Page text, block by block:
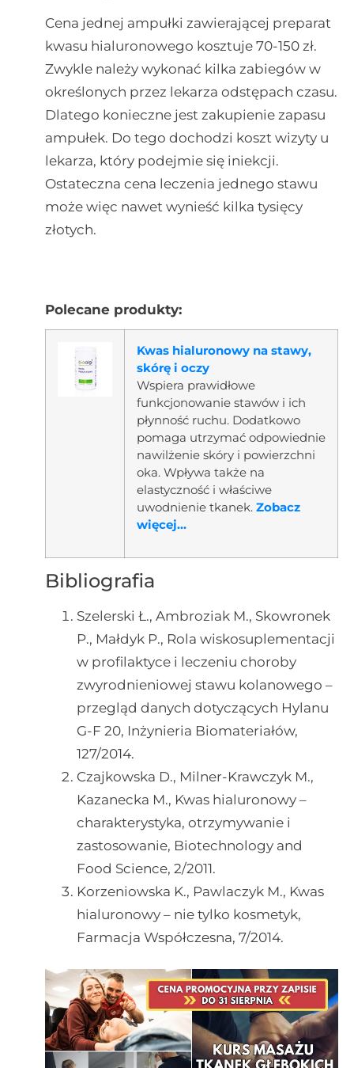
Cena jednej ampułki zawierającej preparat
kwasu hialuronowego kosztuje 70-150 zł.
Zwykle należy wykonać kilka zabiegów w
określonych przez lekarza odstępach czasu.
Dlatego konieczne jest zakupienie zapasu
ampułek. Do tego dochodzi koszt wizyty u
lekarza, który podejmie się iniekcji.
Ostateczna cena leczenia jednego stawu
może więc nawet wynieść kilka tysięcy
złotych.
Polecane produkty:
Kwas hialuronowy na stawy,
skórę i oczy
Wspiera prawidłowe
funkcjonowanie stawów i ich
płynność ruchu. Dodatkowo
pomaga utrzymać odpowiednie
nawilżenie skóry i powierzchni
oka. Wpływa także na
elastyczność i właściwe
uwodnienie tkanek. Zobacz
więcej...
Bibliografia
Szelerski Ł., Ambroziak M., Skowronek
P., Małdyk P., Rola wiskosuplementacji
w profilaktyce i leczeniu choroby
zwyrodnieniowej stawu kolanowego –
przegląd danych dotyczących Hylanu
G-F 20, Inżynieria Biomateriałów,
127/2014.
Czajkowska D., Milner-Krawczyk M.,
Kazanecka M., Kwas hialuronowy –
charakterystyka, otrzymywanie i
zastosowanie, Biotechnology and
Food Science, 2/2011.
Korzeniowska K., Pawlaczyk M., Kwas
hialuronowy – nie tylko kosmetyk,
Farmacja Współczesna, 7/2014.